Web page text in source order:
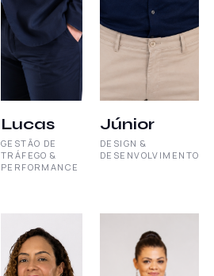
Lucas
GESTÃO DE
TRÁFEGO &
PERFORMANCE
Júnior
DESIGN &
DESENVOLVIMENTO